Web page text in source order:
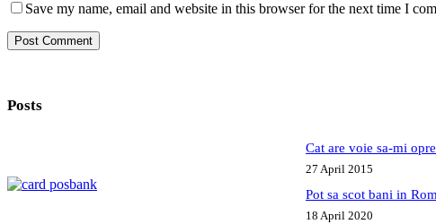
Save my name, email and website in this browser for the next time I
Post Comment
Posts
Cat are voie sa-mi
27 April 2015
Pot sa scot bani in
18 April 2020